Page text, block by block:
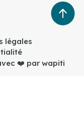
❤️ par wapiti
légales